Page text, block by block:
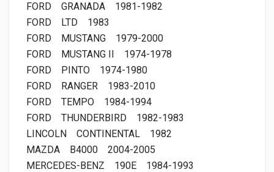
FORD
GRANADA
1981-1982
FORD
LTD
1983
FORD
MUSTANG
1979-2000
FORD
MUSTANG II
1974-1978
FORD
PINTO
1974-1980
FORD
RANGER
1983-2010
FORD
TEMPO
1984-1994
FORD
THUNDERBIRD
1982-1983
LINCOLN
CONTINENTAL
1982
MAZDA
B4000
2004-2005
MERCEDES-BENZ
190E
1984-1993